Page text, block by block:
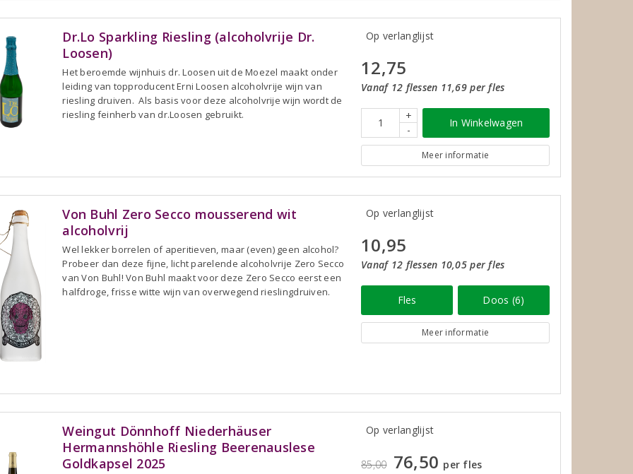
Dr.Lo Sparkling Riesling (alcoholvrije Dr.
Loosen)
Het beroemde wijnhuis dr. Loosen uit de Moezel maakt onder
leiding van topproducent Erni Loosen alcoholvrije wijn van
riesling druiven. Als basis voor deze alcoholvrije wijn wordt de
riesling feinherb van dr.Loosen gebruikt.
Op verlanglijst
12,75
Vanaf 12 flessen 11,69 per fles
+
-
In Winkelwagen
Meer informatie
Von Buhl Zero Secco mousserend wit
alcoholvrij
Wel lekker borrelen of aperitieven, maar (even) geen alcohol?
Probeer dan deze fijne, licht parelende alcoholvrije Zero Secco
van Von Buhl! Von Buhl maakt voor deze Zero Secco eerst een
halfdroge, frisse witte wijn van overwegend rieslingdruiven.
Op verlanglijst
10,95
Vanaf 12 flessen 10,05 per fles
Fles Doos (6)
Meer informatie
Weingut Dönnhoff Niederhäuser
Hermannshöhle Riesling Beerenauslese
Goldkapsel 2025
Op verlanglijst
85,00 76,50 per fles